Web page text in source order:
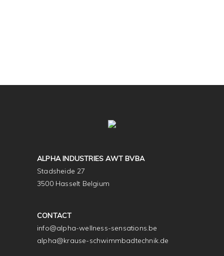
ALPHA INDUSTRIES AWT BVBA
Stadsheide 27
3500 Hasselt Belgium
CONTACT
info@alpha-wellness-sensations.be
alpha@krause-schwimmbadtechnik.de